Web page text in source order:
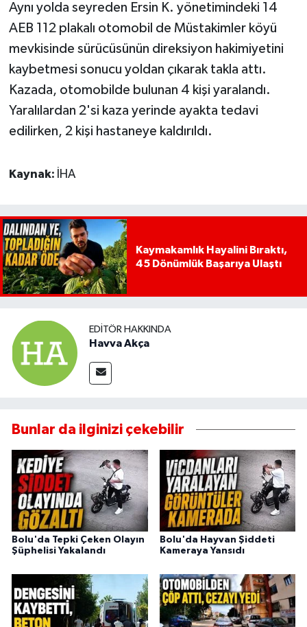
Aynı yolda seyreden Ersin K. yönetimindeki 14
AEB 112 plakalı otomobil de Müstakimler köyü
mevkisinde sürücüsünün direksiyon hakimiyetini
kaybetmesi sonucu yoldan çıkarak takla attı.
Kazada, otomobilde bulunan 4 kişi yaralandı.
Yaralılardan 2'si kaza yerinde ayakta tedavi
edilirken, 2 kişi hastaneye kaldırıldı.
Kaynak: İHA
Kaymakamlık Hayalini Bıraktı,
45 Dönümlük Başarıya Ulaştı
EDITÖR HAKKINDA
Havva Akça
Bunlar da ilginizi çekebilir
Bolu'da Tepki Çeken Olayın
Şüphelisi Yakalandı
Bolu'da Hayvan Şiddeti
Kameraya Yansıdı